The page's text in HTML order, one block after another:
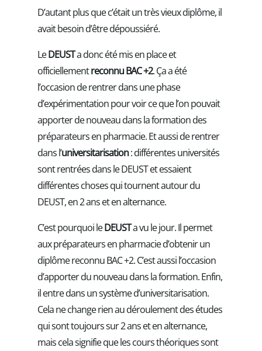
D’autant plus que c’était un très vieux diplôme, il
avait besoin d’être dépoussiéré.
LeDEUSTa donc été mis en place et
officiellementreconnu BAC +2. Ça a été
l’occasion de rentrer dans une phase
d’expérimentation pour voir ce que l’on pouvait
apporter de nouveau dans la formation des
préparateurs en pharmacie. Et aussi de rentrer
dans l’universitarisation: différentes universités
sont rentrées dans le DEUST et essaient
différentes choses qui tournent autour du
DEUST, en 2 ans et en alternance.
C’est pourquoi leDEUSTa vu le jour. Il permet
aux préparateurs en pharmacie d’obtenir un
diplôme reconnu BAC +2. C’est aussi l’occasion
d’apporter du nouveau dans la formation. Enfin,
il entre dans un système d’universitarisation.
Cela ne change rien au déroulement des études
qui sont toujours sur 2 ans et en alternance,
mais cela signifie que les cours théoriques sont